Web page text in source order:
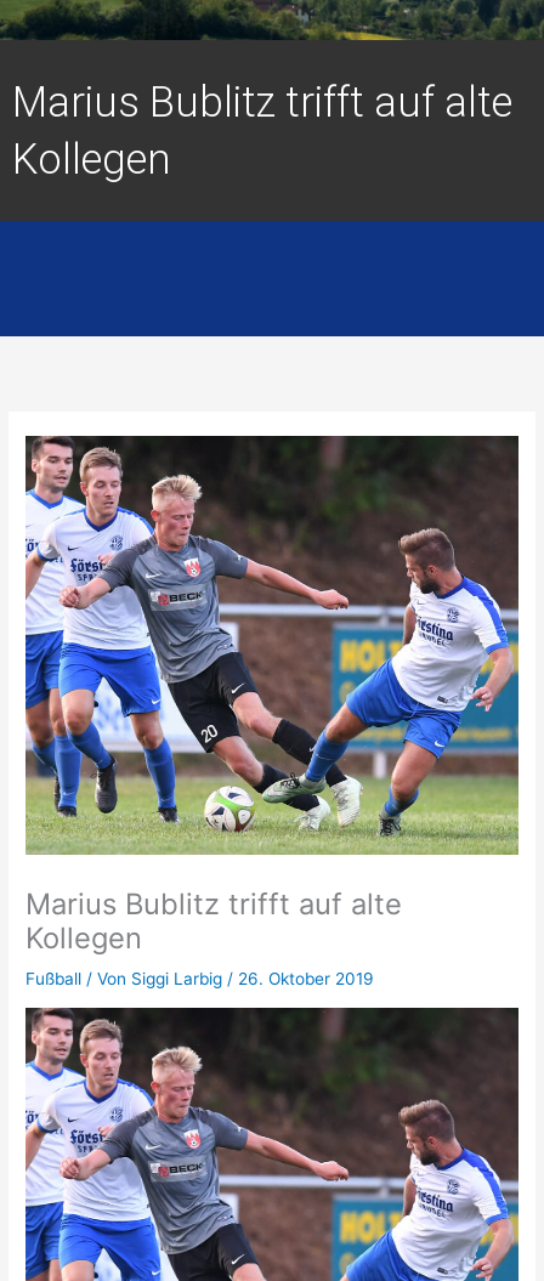
Marius Bublitz trifft auf alte
Kollegen
Marius Bublitz trifft auf alte
Kollegen
Fußball / Von Siggi Larbig/ 26. Oktober 2019